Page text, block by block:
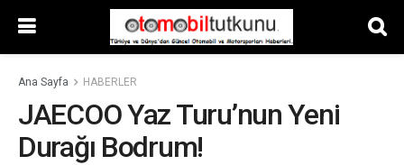
Ana Sayfa HABERLER
JAECOO Yaz Turu’nun Yeni
Durağı Bodrum!